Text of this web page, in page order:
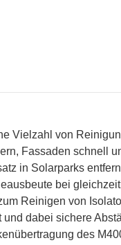
Vielzahl von
Fassaden schnell
in Solarparks
bei
Reinigen von
dabei sichere
des